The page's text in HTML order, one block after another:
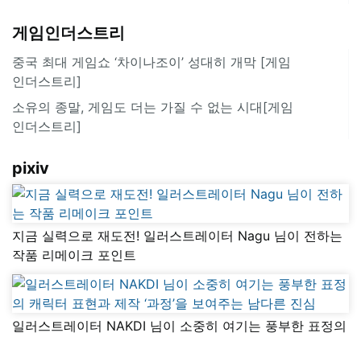
게임인더스트리
중국 최대 게임쇼 ‘차이나조이’ 성대히 개막 [게임
인더스트리]
소유의 종말, 게임도 더는 가질 수 없는 시대[게임
인더스트리]
pixiv
지금 실력으로 재도전! 일러스트레이터 Nagu 님이 전하는
작품 리메이크 포인트
일러스트레이터 NAKDI 님이 소중히 여기는 풍부한 표정의